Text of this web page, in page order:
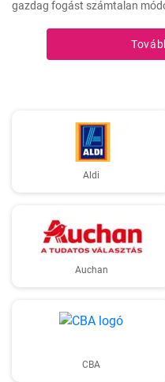
gazdag fogást számtalan
Aldi
Auchan
CBA